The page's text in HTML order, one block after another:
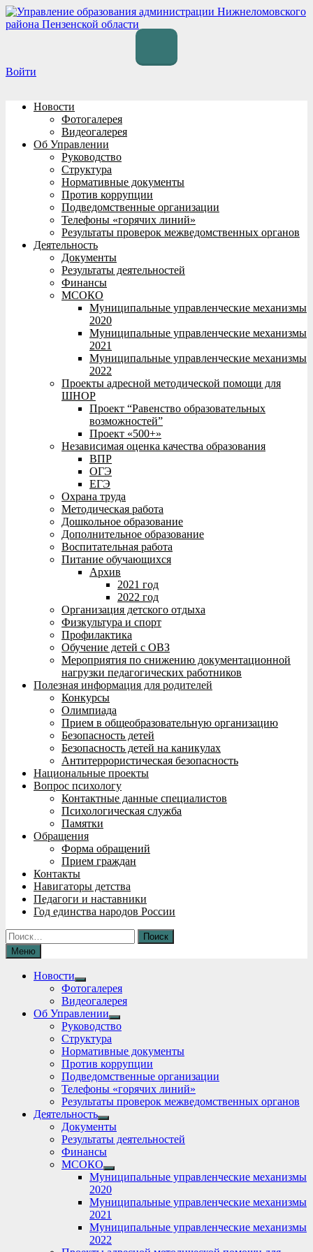
Перейти
к
Войти
Новости
Фотогалерея
Видеогалерея
Об Управлении
Руководство
Структура
Нормативные документы
Против коррупции
Подведомственные организации
Телефоны «горячих линий»
Результаты проверок межведомственных органов
Деятельность
Документы
Результаты деятельностей
Финансы
МСОКО
Муниципальные управленческие механизмы
2020
Муниципальные управленческие механизмы
2021
Муниципальные управленческие механизмы
2022
Проекты адресной методической помощи для
ШНОР
Проект “Равенство образовательных
возможностей”
Проект «500+»
Независимая оценка качества образования
ВПР
ОГЭ
ЕГЭ
Охрана труда
Методическая работа
Дошкольное образование
Дополнительное образование
Воспитательная работа
Питание обучающихся
Архив
2021 год
2022 год
Организация детского отдыха
Физкультура и спорт
Профилактика
Обучение детей с ОВЗ
Мероприятия по снижению документационной
нагрузки педагогических работников
Полезная информация для родителей
Конкурсы
Олимпиада
Прием в общеобразовательную организацию
Безопасность детей
Безопасность детей на каникулах
Антитеррористическая безопасность
Национальные проекты
Вопрос психологу
Контактные данные специалистов
Психологическая служба
Памятки
Обращения
Форма обращений
Прием граждан
Контакты
Навигаторы детства
Педагоги и наставники
Год единства народов России
Найти:
Меню
Новости
Show
sub
menu
Фотогалерея
Видеогалерея
Об Управлении
Show
sub
Руководство
Структура
Нормативные документы
Против коррупции
Подведомственные организации
Телефоны «горячих линий»
Результаты проверок межведомственных органов
Деятельность
Show
sub
menu
Документы
Результаты деятельностей
Финансы
МСОКО
Show
sub
menu
Муниципальные управленческие механизмы
2020
Муниципальные управленческие механизмы
2021
Муниципальные управленческие механизмы
2022